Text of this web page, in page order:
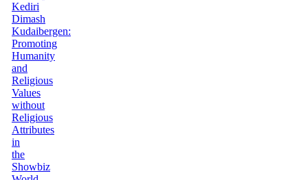
Kediri
Dimash
Kudaibergen:
Promoting
Humanity
and
Religious
Values
without
Religious
Attributes
in
the
Showbiz